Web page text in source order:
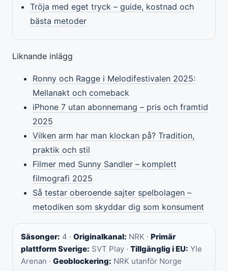
Tröja med eget tryck – guide, kostnad och
bästa metoder
Liknande inlägg
Ronny och Ragge i Melodifestivalen 2025:
Mellanakt och comeback
iPhone 7 utan abonnemang – pris och framtid
2025
Vilken arm har man klockan på? Tradition,
praktik och stil
Filmer med Sunny Sandler – komplett
filmografi 2025
Så testar oberoende sajter spelbolagen –
metodiken som skyddar dig som konsument
Säsonger: 4 · Originalkanal: NRK · Primär
plattform Sverige: SVT Play · Tillgänglig i EU: Yle
Arenan · Geoblockering: NRK utanför Norge